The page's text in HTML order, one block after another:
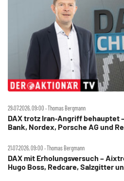
29.07.2026, 09:00 ‧ Thomas Bergmann
DAX trotz Iran‑Angriff behauptet
Bank, Nordex, Porsche AG und
21.07.2026, 09:00 ‧ Thomas Bergmann
DAX mit Erholungsversuch –
Hugo Boss, Redcare, Salzgitter